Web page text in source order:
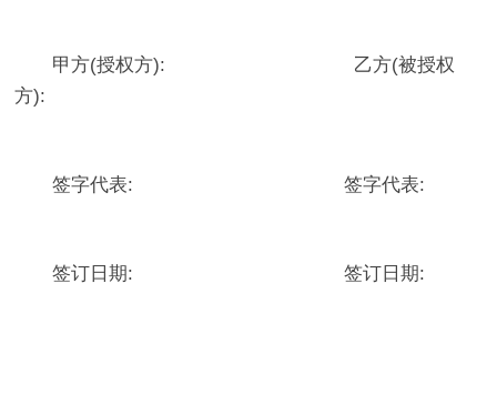
甲方(授权方): 乙方(被授权
方):
签字代表: 签字代表:
签订日期: 签订日期: